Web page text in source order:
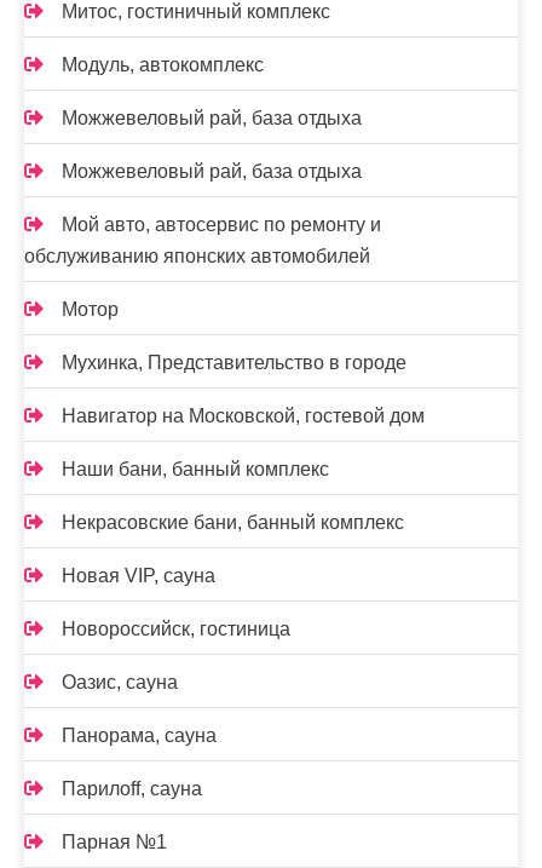
Митос, гостиничный комплекс
Модуль, автокомплекс
Можжевеловый рай, база отдыха
Можжевеловый рай, база отдыха
Мой авто, автосервис по ремонту и
обслуживанию японских автомобилей
Мотор
Мухинка, Представительство в городе
Навигатор на Московской, гостевой дом
Наши бани, банный комплекс
Некрасовские бани, банный комплекс
Новая VIP, сауна
Новороссийск, гостиница
Оазис, сауна
Панорама, сауна
Парилоff, сауна
Парная №1